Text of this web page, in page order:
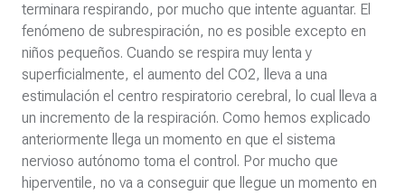
terminara respirando, por mucho que intente aguantar. El
fenómeno de subrespiración, no es posible excepto en
niños pequeños. Cuando se respira muy lenta y
superficialmente, el aumento del CO2, lleva a una
estimulación el centro respiratorio cerebral, lo cual lleva a
un incremento de la respiración. Como hemos explicado
anteriormente llega un momento en que el sistema
nervioso autónomo toma el control. Por mucho que
hiperventile, no va a conseguir que llegue un momento en